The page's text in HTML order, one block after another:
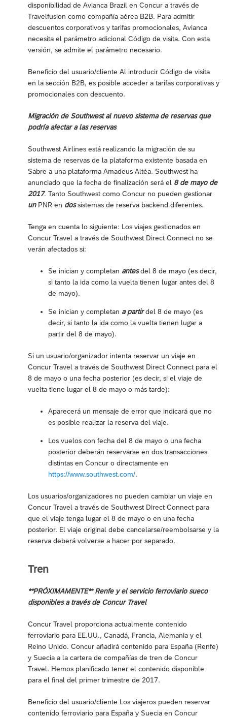
disponibilidad de Avianca Brazil en Concur a través de
Travelfusion como compañía aérea B2B. Para admitir
descuentos corporativos y tarifas promocionales, Avianca
necesita el parámetro adicional Código de visita. Con esta
versión, se admite el parámetro necesario.
Beneficio del usuario/cliente Al introducir Código de visita
en la sección B2B, es posible acceder a tarifas corporativas y
promocionales con descuento.
Migración de Southwest al nuevo sistema de reservas que
podría afectar a las reservas
Southwest Airlines está realizando la migración de su
sistema de reservas de la plataforma existente basada en
Sabre a una plataforma Amadeus Altéa. Southwest ha
anunciado que la fecha de finalización será el 8 de mayo de
2017. Tanto Southwest como Concur no pueden gestionar
unPNR en dossistemas de reserva backend diferentes.
Tenga en cuenta lo siguiente: Los viajes gestionados en
Concur Travel a través de Southwest Direct Connect no se
verán afectados si:
Se inician y completan antesdel 8 de mayo (es decir,
si tanto la ida como la vuelta tienen lugar antes del 8
de mayo).
Se inician y completan a partirdel 8 de mayo (es
decir, si tanto la ida como la vuelta tienen lugar a
partir del 8 de mayo).
Si un usuario/organizador intenta reservar un viaje en
Concur Travel a través de Southwest Direct Connect para el
8 de mayo o una fecha posterior (es decir, si el viaje de
vuelta tiene lugar el 8 de mayo o más tarde):
Aparecerá un mensaje de error que indicará que no
es posible realizar la reserva del viaje.
Los vuelos con fecha del 8 de mayo o una fecha
posterior deberán reservarse en dos transacciones
distintas en Concur o directamente en
https://www.southwest.com/.
Los usuarios/organizadores no pueden cambiar un viaje en
Concur Travel a través de Southwest Direct Connect para
que el viaje tenga lugar el 8 de mayo o en una fecha
posterior. El viaje original debe cancelarse/reembolsarse y la
reserva deberá volverse a hacer por separado.
Tren
**PRÓXIMAMENTE** Renfe y el servicio ferroviario sueco
disponibles a través de Concur Travel
Concur Travel proporciona actualmente contenido
ferroviario para EE.UU., Canadá, Francia, Alemania y el
Reino Unido. Concur añadirá contenido para España (Renfe)
y Suecia a la cartera de compañías de tren de Concur
Travel. Hemos planificado tener el contenido disponible
para el final del primer trimestre de 2017.
Beneficio del usuario/cliente Los viajeros pueden reservar
contenido ferroviario para España y Suecia en Concur